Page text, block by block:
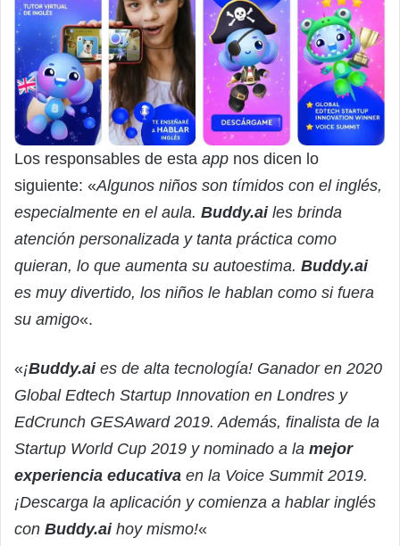
Los responsables de esta app nos dicen lo
siguiente: «Algunos niños son tímidos con el inglés,
especialmente en el aula. Buddy.ailes brinda
atención personalizada y tanta práctica como
quieran, lo que aumenta su autoestima. Buddy.ai
es muy divertido, los niños le hablan como si fuera
su amigo«.
«¡Buddy.aies de alta tecnología! Ganador en 2020
Global Edtech Startup Innovation en Londres y
EdCrunch GESAward 2019. Además, finalista de la
Startup World Cup 2019 y nominado a la mejor
experiencia educativa en la Voice Summit 2019.
¡Descarga la aplicación y comienza a hablar inglés
con Buddy.aihoy mismo!«